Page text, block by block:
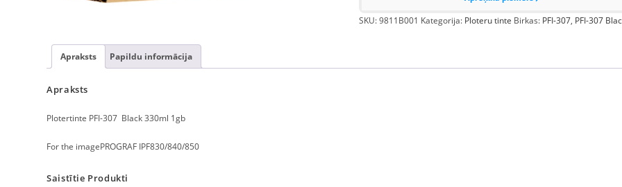
SKU:9811B001 Kategorija: Ploteru tinte Birkas: PFI-307, PFI-307
Apraksts Papildu informācija
Apraksts
Plotertinte PFI-307 Black 330ml 1gb
For the imagePROGRAF IPF830/840/850
Saistītie Produkti